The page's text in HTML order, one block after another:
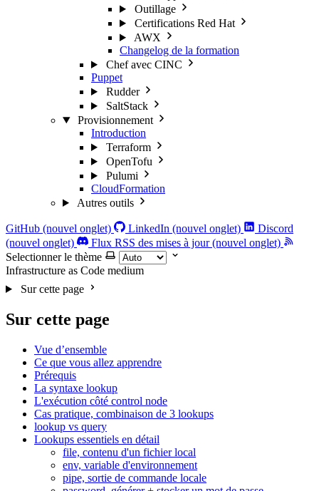
Outillage
Certifications Red Hat
AWX
Changelog de la formation
Chef avec CINC
Puppet
Rudder
SaltStack
Provisionnement
Introduction
Terraform
OpenTofu
Pulumi
CloudFormation
Autres outils
GitHub (nouvel onglet) LinkedIn (nouvel onglet)
Discord
(nouvel onglet)
Flux RSS des mises à jour (nouvel onglet)
Selectionner le thème
Infrastructure as Code medium
Sur cette page
Sur cette page
Vue d’ensemble
Ce que vous allez apprendre
Prérequis
La syntaxe lookup
L'exécution côté control node
Cas pratique, combinaison de 3 lookups
lookup vs query
Lookups essentiels en détail
file, contenu d'un fichier local
env, variable d'environnement
pipe, sortie de commande locale